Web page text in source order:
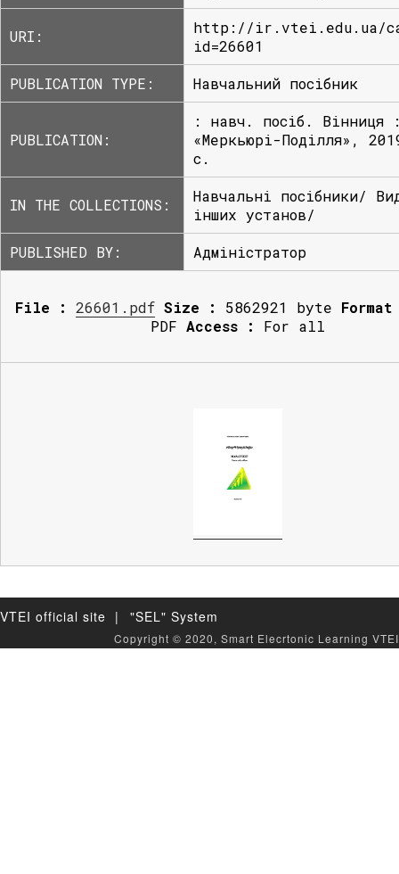
URI:
http://ir.vtei.edu.ua/
id=26601
PUBLICATION TYPE:
Навчальний посібник
PUBLICATION:
: навч. посіб. Вінниця
«Меркьюрі-Поділля»,
с.
IN THE COLLECTIONS:
Навчальні посібники/
інших установ/
PUBLISHED BY:
Адміністратор
File : 26601.pdf Size : 5862921 byte
PDF Access : For all
VTEI official site | "SEL" System
Copyright © 2020, Smart Elecrtonic Learning VTEI